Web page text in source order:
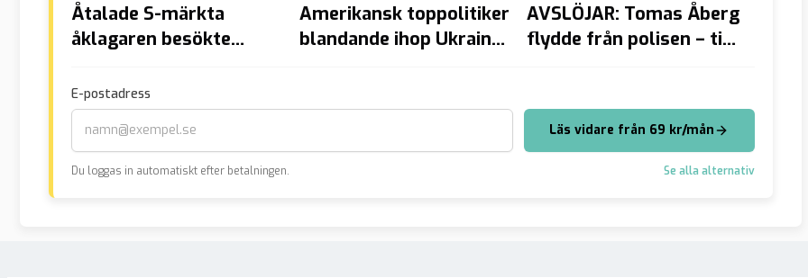
Åtalade S-märkta
åklagaren besökte
fängelset
Amerikansk toppolitiker
blandande ihop Ukraina
AVSLÖJAR: Tomas Åberg
flydde från polisen – till
E-postadress
Läs vidare från 69 kr/mån
Du loggas in automatiskt efter betalningen. Se alla alternativ